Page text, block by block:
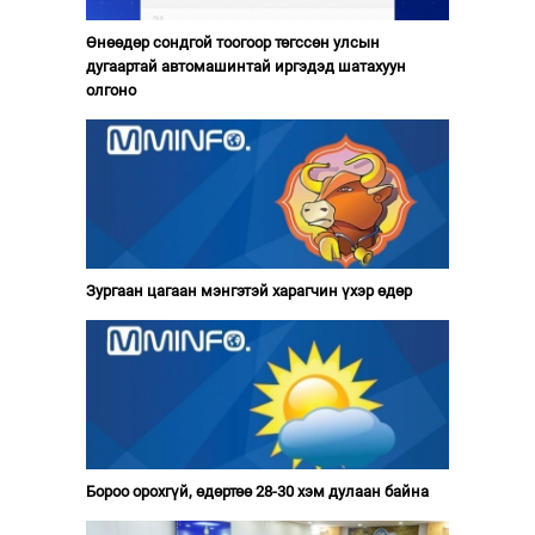
Өнөөдөр сондгой тоогоор төгссөн улсын
дугаартай автомашинтай иргэдэд шатахуун
олгоно
Зургаан цагаан мэнгэтэй харагчин үхэр өдөр
Бороо орохгүй, өдөртөө 28-30 хэм дулаан байна